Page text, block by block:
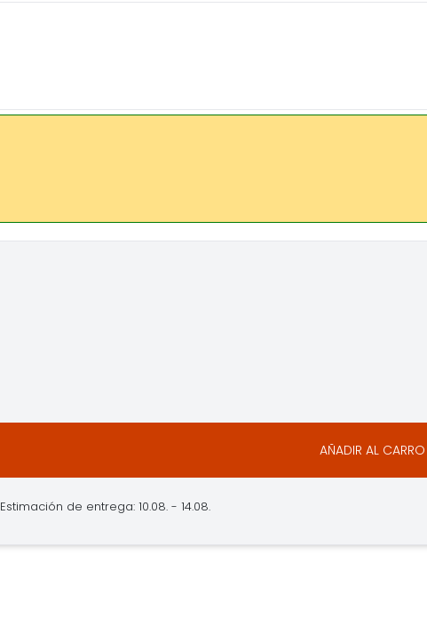
AÑADIR AL CARRO
Estimación de entrega: 10.08. - 14.08.